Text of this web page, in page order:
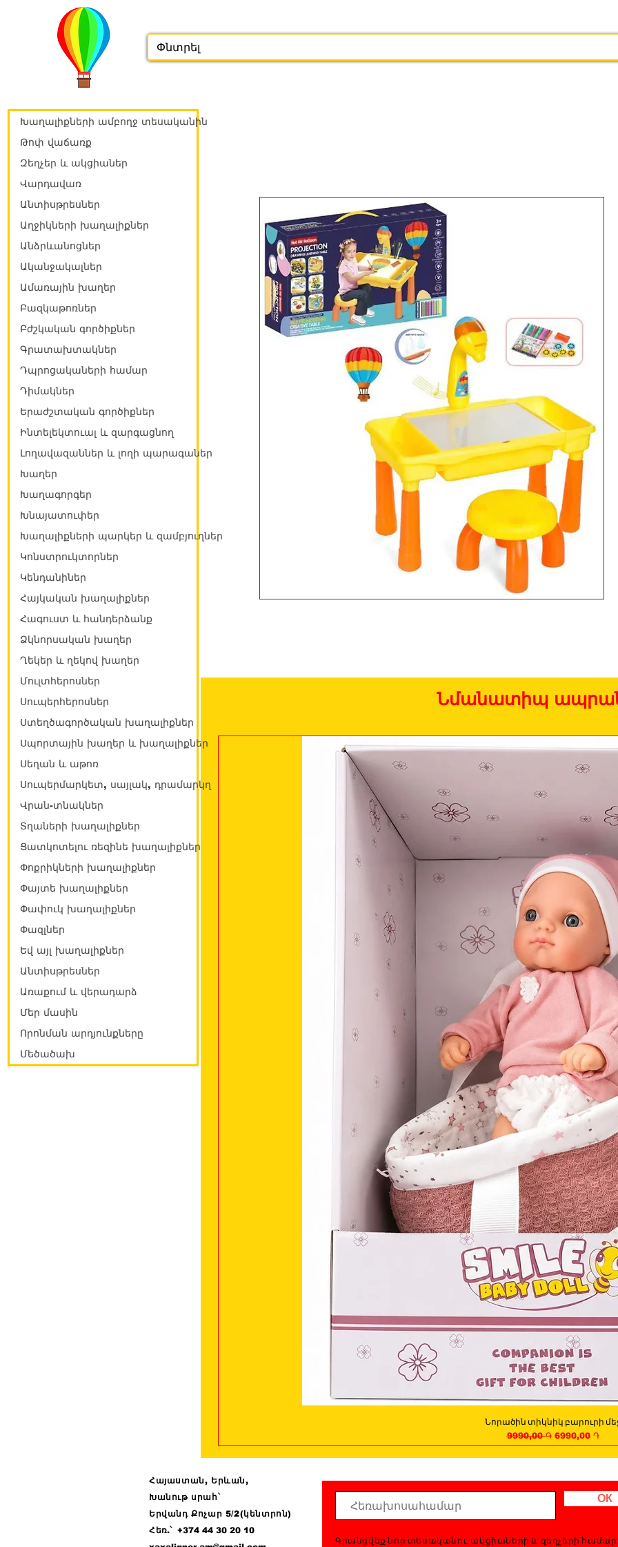
Նմանատիպ
Quick View
Նորածին տիկնիկ բարուրի
Regular Price
9990,00 ֏ Sale Price
6990,00 ֏
Խաղալիքների ամբողջ տեսականին
Թոփ վաճառք
Զեղչեր և ակցիաներ
Վարդավառ
Անտիսթրեսներ
Աղջիկների խաղալիքներ
Անձրևանոցներ
Ականջակալներ
Ամառային խաղեր
Բազկաթոռներ
Բժշկական գործիքներ
Գրատախտակներ
Դպրոցակաների համար
Դիմակներ
Երաժշտական գործիքներ
Ինտելեկտուալ և զարգացնող
Լողավազաններ և լողի պարագաներ
Խաղեր
Խաղագորգեր
Խնայատուփեր
Խաղալիքների պարկեր և զամբյուղներ
Կոնստրուկտորներ
Կենդանիներ
Հայկական խաղալիքներ
Հագուստ և հանդերձանք
Ձկնորսական խաղեր
Ղեկեր և ղեկով խաղեր
Մուլտհերոսներ
Սուպերհերոսներ
Ստեղծագործական խաղալիքներ
Սպորտային խաղեր և խաղալիքներ
Սեղան և աթոռ
Սուպերմարկետ, սայլակ, դրամարկղ
Վրան-տնակներ
Տղաների խաղալիքներ
Ցատկոտելու ռեզինե խաղալիքներ
Փոքրիկների խաղալիքներ
Փայտե խաղալիքներ
Փափուկ խաղալիքներ
Փազլներ
Եվ այլ խաղալիքներ
Անտիսթրեսներ
Առաքում և վերադարձ
Մեր մասին
Որոնման արդյունքները
Մեծածախ
Հայաստան, Երևան,
Խանութ սրահ՝
Երվանդ Քոչար 5/2(կենտրոն)
Հեռ.՝ +374 4430 20 10
ОК
Գրանցվեք նոր տեսականու, ակցիաների և զեղչերի